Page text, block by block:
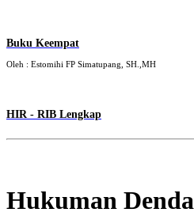
Buku Keempat
Oleh : Estomihi FP Simatupang, SH.,MH
HIR - RIB Lengkap
Hukuman Denda